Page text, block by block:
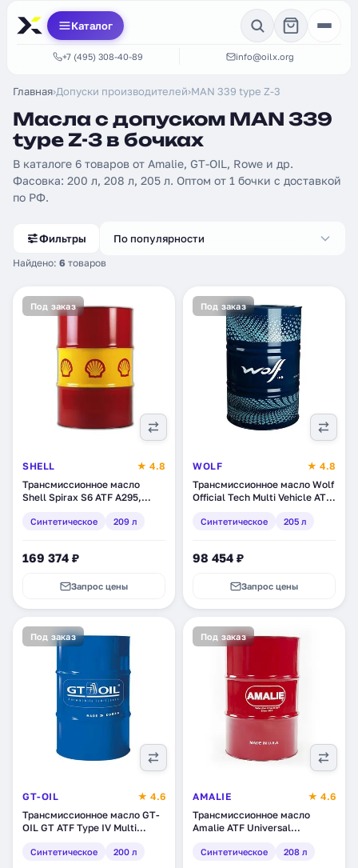
Каталог
+7 (495) 308-40-89 info@oilx.org
Главная›Допуски производителей›MAN 339 type Z-3
Масла с допуском MAN 339
type Z-3 в бочках
В каталоге 6 товаров от Amalie, GT-OIL, Rowe и др.
Фасовка: 200 л, 208 л, 205 л. Оптом от 1 бочки с доставкой
по РФ.
Фильтры
Найдено: 6 товаров
По популярности
Под заказ
SHELL
★ 4.8
Трансмиссионное масло
Shell Spirax S6 ATF A295,
(550036622)
Синтетическое 209 л
169 374 ₽
Запрос цены
Под заказ
WOLF
★ 4.8
Трансмиссионное масло Wolf
Official Tech Multi Vehicle ATF
(8338427)
Синтетическое 205 л
98 454 ₽
Запрос цены
Под заказ
GT-OIL
★ 4.6
Трансмиссионное масло GT-
OIL GT ATF Type IV Multi
(8809059408940)
Синтетическое 200 л
Под заказ
AMALIE
★ 4.6
Трансмиссионное масло
Amalie ATF Universal
208 л (160-72863-05)
Синтетическое 208 л